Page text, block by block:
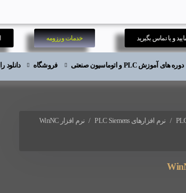
و یا تماس بگیرید خدمات و رزومه
دوره های آموزش PLC و اتوماسیون صنعتی فروشگاه دانلود
نرم افزارهای PLC Siemens نرم افزار WinNC